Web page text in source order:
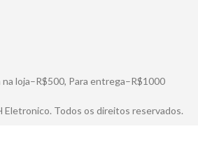
loja–R$500, Para entrega–R$1000
Todos os direitos reservados.